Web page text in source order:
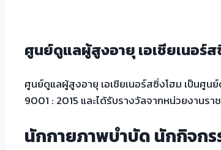
ศูนย์ดูแลผู้สูงอายุ เอเชียเนอร์ส
ศูนย์ดูแลผู้สูงอายุ เอเชียเนอร์สซิ่งโฮม เป็นศู
9001 : 2015 และได้รับรางวัลจากหน่วยงานร
นักกายภาพบำบัด นักกิจก